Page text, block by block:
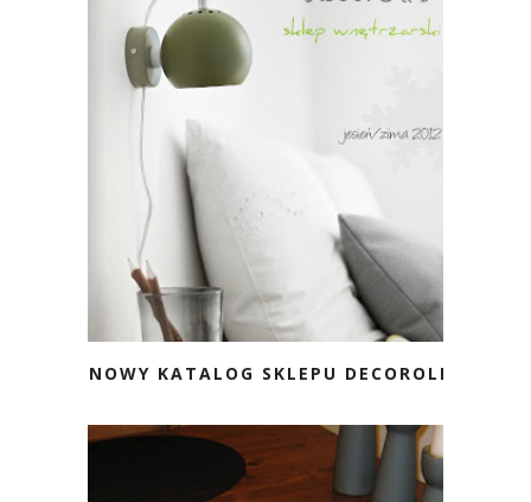
NOWY KATALOG SKLEPU DECOROLKA